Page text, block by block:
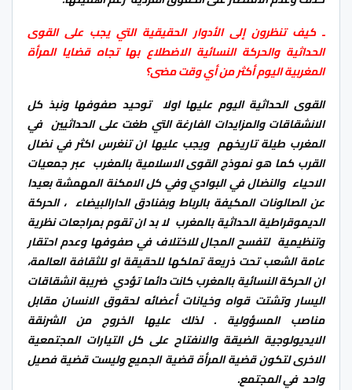
ـ كيف تنظرون إلى الأدوار الحقيقية التي يجب على القوى
الحداثية والحركة النسائية الاضطلاع بها تجاه قضايا المرأة
المغربية اليوم أكثر من أي وقت مضى؟
القوى الحداثية اليوم عليها اولا توحيد صفوفها ونبذ كل
الانشقاقات والمزايدات الفارغة التي طغت على الحداثيين في
المغرب طيلة تاريخهم ويجب عليها ان تنغرس اكثر في نضال
القرب كما هو نموذج القوى الاسلامية بالمغرب عبر جمعيات
الاحياء والنضال في البوادي وفي كل الامكنة المهمشة بعيدا
عن الصالونات المكيفة بالرباط وبفنادق الدارالبيضاء ، الحركة
الديموقراطية الحداثية بالمغرب لا بد ان تقوم بمراجعات نظرية
وتنظيمية لتفسح المجال للاختلاف في صفوفها وعدم احتقار
عامة الشعب تحت ذريعة تملكها للحقيقة او للثقافة العالمة،
ان الحركة النسائية بالمغرب كانت دائما تؤدي ضريبة انشقاقات
اليسار وتشتت قواه وخيانات أعضائه لحقوق الانسان مقابل
مناصب المسؤولية . لذلك عليها الخروج من الشرنقة
الايديولوجية الضيقة والانفتاح على كل التيارات المجتمعية
الاخرى لتكون قضية المرأة قضية الجميع وليست قضية فصيل
واحد في المجتمع.